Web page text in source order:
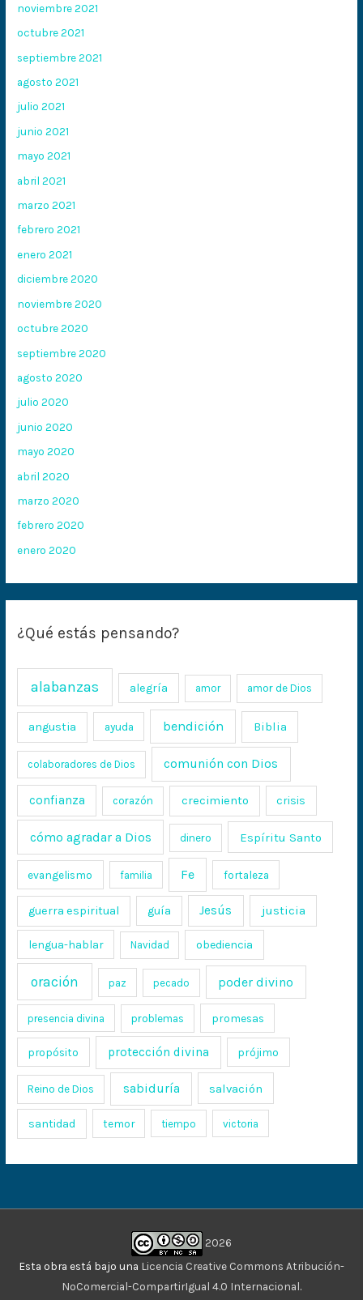
noviembre 2021
octubre 2021
septiembre 2021
agosto 2021
julio 2021
junio 2021
mayo 2021
abril 2021
marzo 2021
febrero 2021
enero 2021
diciembre 2020
noviembre 2020
octubre 2020
septiembre 2020
agosto 2020
julio 2020
junio 2020
mayo 2020
abril 2020
marzo 2020
febrero 2020
enero 2020
¿Qué estás pensando?
alabanzas alegría amor amor de Dios
angustia ayuda bendición Biblia
colaboradores de Dios comunión con Dios
confianza corazón crecimiento crisis
cómo agradar a Dios dinero Espíritu Santo
evangelismo familia Fe fortaleza
guerra espiritual guía Jesús justicia
lengua-hablar Navidad obediencia
oración paz pecado poder divino
presencia divina problemas promesas
propósito protección divina prójimo
Reino de Dios sabiduría salvación
santidad temor tiempo victoria
2026
Esta obra está bajo una Licencia Creative Commons Atribución-
NoComercial-CompartirIgual 4.0 Internacional.